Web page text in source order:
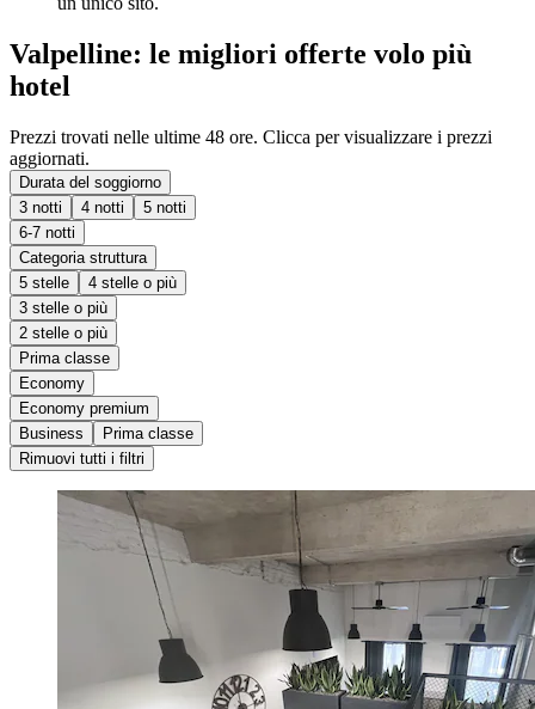
Valpelline: le migliori offerte volo più
hotel
Prezzi trovati nelle ultime 48 ore. Clicca per visualizzare i prezzi
aggiornati.
Durata del soggiorno
3 notti
4 notti
5 notti
6-7 notti
Categoria struttura
5 stelle
4 stelle o più
3 stelle o più
2 stelle o più
Prima classe
Economy
Economy premium
Business
Prima classe
Rimuovi tutti i filtri